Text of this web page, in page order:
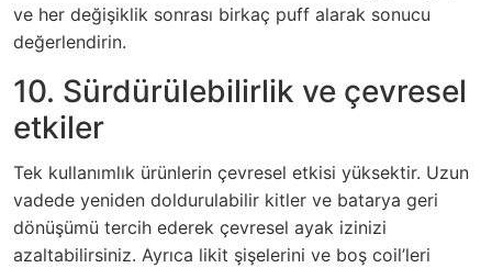
ve her değişiklik sonrası birkaç puff alarak sonucu
değerlendirin.
10. Sürdürülebilirlik ve çevresel
etkiler
Tek kullanımlık ürünlerin çevresel etkisi yüksektir. Uzun
vadede yeniden doldurulabilir kitler ve batarya geri
dönüşümü tercih ederek çevresel ayak izinizi
azaltabilirsiniz. Ayrıca likit şişelerini ve boş coil’leri